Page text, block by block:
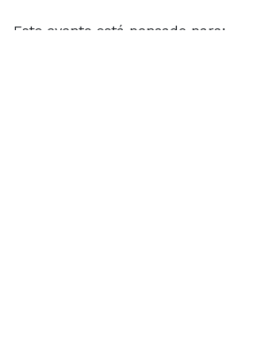
Este evento está pensado para: